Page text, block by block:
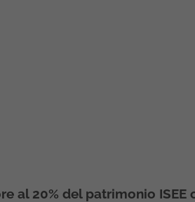
al 20% del patrimonio ISEE